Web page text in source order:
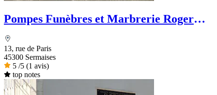
Pompes Funèbres et Marbrerie Roger
13, rue de Paris
45300 Sermaises
5 /5 (1 avis)
top notes